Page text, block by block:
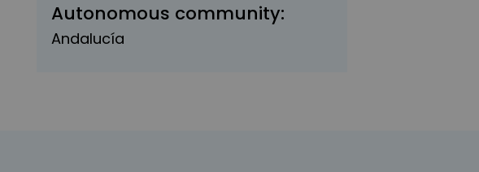
Autonomous community:
Andalucía